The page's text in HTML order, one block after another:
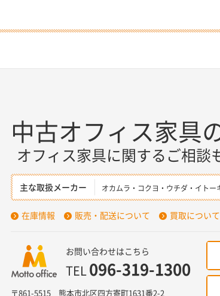
中古オフィス家具
オフィス家具に関するご相談
主な取扱メーカー オカムラ・コクヨ・ウチダ・イト
在庫情報 販売・配送について 買取について
お問い合わせはこちら
TEL 096-319-1300
〒861-5515 熊本市北区四方寄町1631番2-2